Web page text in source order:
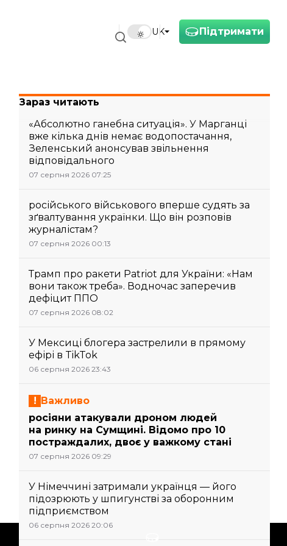
Підтримати
UK
Зараз читають
«Абсолютно ганебна ситуація». У Марганці
вже кілька днів немає водопостачання,
Зеленський анонсував звільнення
відповідального
07 серпня 2026 07:25
російського військового вперше судять за
зґвалтування українки. Що він розповів
журналістам?
07 серпня 2026 00:13
Трамп про ракети Patriot для України: «Нам
вони також треба». Водночас заперечив
дефіцит ППО
07 серпня 2026 08:02
У Мексиці блогера застрелили в прямому
ефірі в TikTok
06 серпня 2026 23:43
Важливо
росіяни атакували дроном людей
на ринку на Сумщині. Відомо про 10
постраждалих, двоє у важкому стані
07 серпня 2026 09:29
У Німеччині затримали українця — його
підозрюють у шпигунстві за оборонним
підприємством
06 серпня 2026 20:06